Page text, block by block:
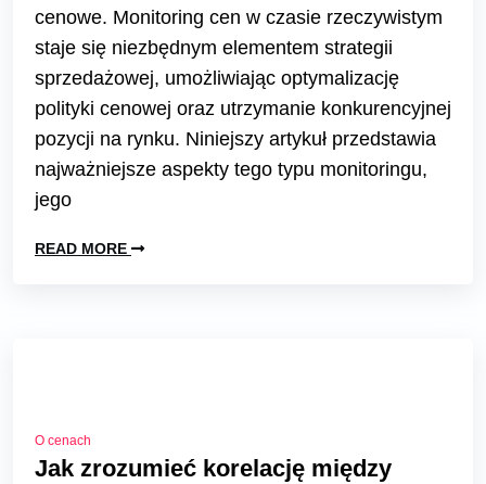
cenowe. Monitoring cen w czasie rzeczywistym
staje się niezbędnym elementem strategii
sprzedażowej, umożliwiając optymalizację
polityki cenowej oraz utrzymanie konkurencyjnej
pozycji na rynku. Niniejszy artykuł przedstawia
najważniejsze aspekty tego typu monitoringu,
jego
READ MORE
O cenach
Jak zrozumieć korelację między